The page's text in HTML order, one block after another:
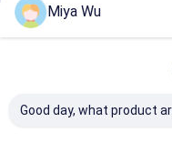
Miya Wu
Good day, what product